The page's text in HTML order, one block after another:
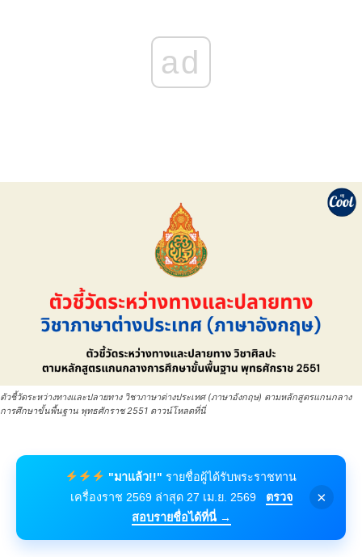
ad
ตัวชี้วัดระหว่างทางและปลายทาง วิชาภาษาต่างประเทศ (ภาษาอังกฤษ) ตามหลักสูตรแกนกลาง
การศึกษาขั้นพื้นฐาน พุทธศักราช 2551 ดาวน์โหลดที่นี่
"มาแล้ว!!" รายชื่อผู้ได้รับพระราชทาน
เครื่องราช 2569 ล่าสุด 27 เม.ย. 2569
ตรวจ
สอบรายชื่อได้ที่นี่ →
×